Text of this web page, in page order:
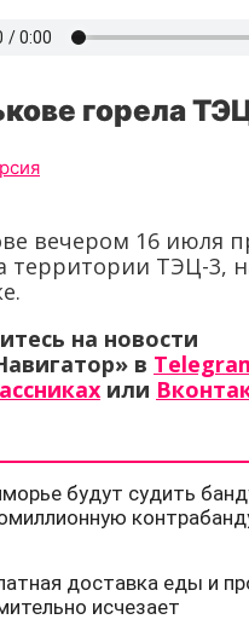
горела
вечером 16 июля
территории ТЭЦ-3,
на новости
в
или